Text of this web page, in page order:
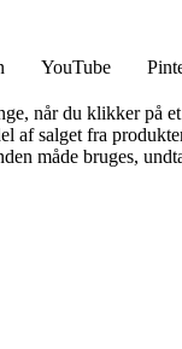
YouTube
når du klikker på
salget fra
måde bruges,